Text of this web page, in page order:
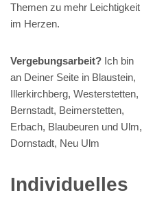
Themen zu mehr Leichtigkeit
im Herzen.
Vergebungsarbeit? Ich bin
an Deiner Seite in Blaustein,
Illerkirchberg, Westerstetten,
Bernstadt, Beimerstetten,
Erbach, Blaubeuren und Ulm,
Dornstadt, Neu Ulm
Individuelles